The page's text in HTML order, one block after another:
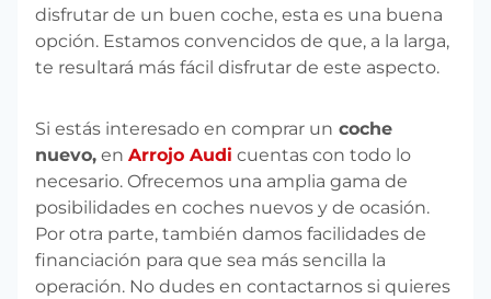
disfrutar de un buen coche, esta es una buena
opción. Estamos convencidos de que, a la larga,
te resultará más fácil disfrutar de este aspecto.
Si estás interesado en comprar un coche
nuevo, en Arrojo Audi cuentas con todo lo
necesario. Ofrecemos una amplia gama de
posibilidades en coches nuevos y de ocasión.
Por otra parte, también damos facilidades de
financiación para que sea más sencilla la
operación. No dudes en contactarnos si quieres